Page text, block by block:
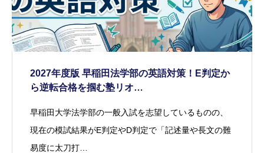
2027年度版 早稲田法学部の英語対策！E判定か
ら逆転合格を掴む塾リオ…
早稲田大学法学部の一般入試を志望しているものの、
現在の模試結果がE判定やD判定で「記述量や長文の難
易度に太刀打…